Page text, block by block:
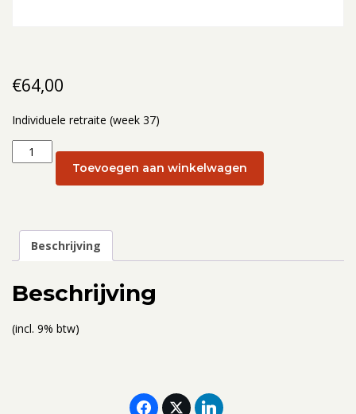
€64,00
Individuele retraite (week 37)
Individuele
retraite
september
aantal
Toevoegen aan winkelwagen
Beschrijving
Beschrijving
(incl. 9% btw)